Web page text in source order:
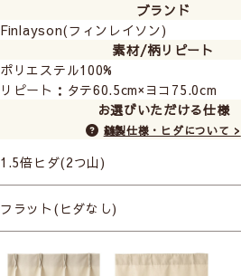
お客様の声
ブランド
Finlayson(フィンレイソン)
素材/柄リピート
ポリエステル100%
リピート：タテ60.5cm×ヨコ75.0cm
お選びいただける仕様
縫製仕様・ヒダについて >
1.5倍ヒダ(2つ山)
├プレミアム縫製+形状記憶
フラット(ヒダなし)
├プレミアム縫製